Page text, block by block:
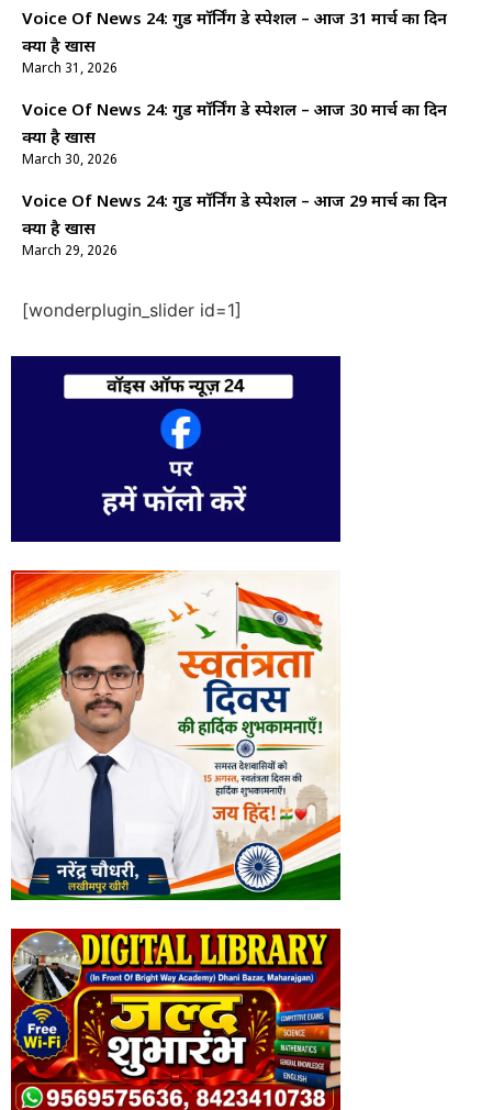
Voice Of News 24: गुड माॅर्निंग डे स्पेशल – आज 31 मार्च का दिन
क्यों है खास
March 31, 2026
Voice Of News 24: गुड माॅर्निंग डे स्पेशल – आज 30 मार्च का दिन
क्यों है खास
March 30, 2026
Voice Of News 24: गुड माॅर्निंग डे स्पेशल – आज 29 मार्च का दिन
क्यों है खास
March 29, 2026
[wonderplugin_slider id=1]